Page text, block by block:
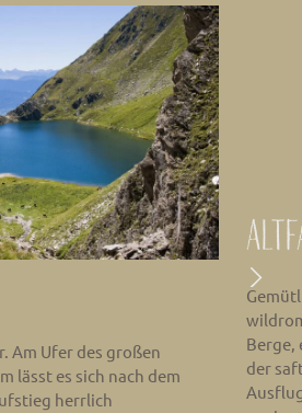
Am Ufer des großen
lässt es sich nach dem
herrlich
Berge,
der